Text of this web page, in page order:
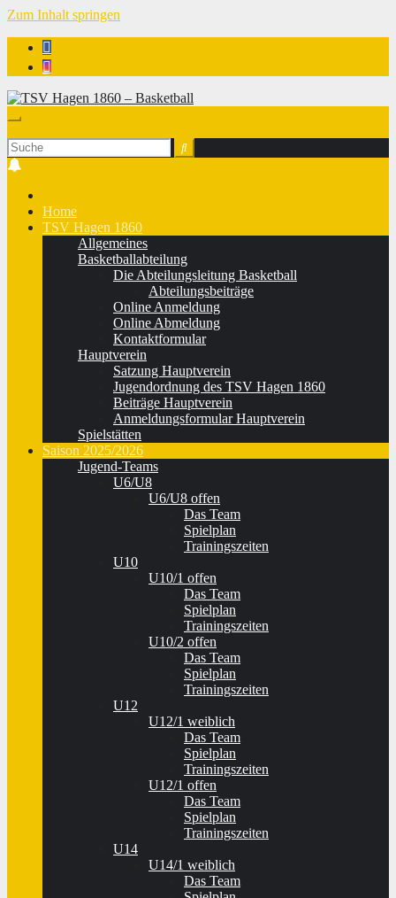
Zum Inhalt springen
Home
TSV Hagen 1860
Allgemeines
Basketballabteilung
Die Abteilungsleitung Basketball
Abteilungsbeiträge
Online Anmeldung
Online Abmeldung
Kontaktformular
Hauptverein
Satzung Hauptverein
Jugendordnung des TSV Hagen 1860
Beiträge Hauptverein
Anmeldungsformular Hauptverein
Spielstätten
Saison 2025/2026
Jugend-Teams
U6/U8
U6/U8 offen
Das Team
Spielplan
Trainingszeiten
U10
U10/1 offen
Das Team
Spielplan
Trainingszeiten
U10/2 offen
Das Team
Spielplan
Trainingszeiten
U12
U12/1 weiblich
Das Team
Spielplan
Trainingszeiten
U12/1 offen
Das Team
Spielplan
Trainingszeiten
U14
U14/1 weiblich
Das Team